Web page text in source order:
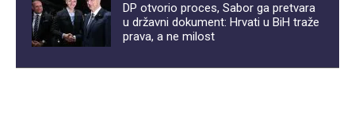
DP otvorio proces, Sabor ga pretvara
u državni dokument: Hrvati u BiH traže
prava, a ne milost